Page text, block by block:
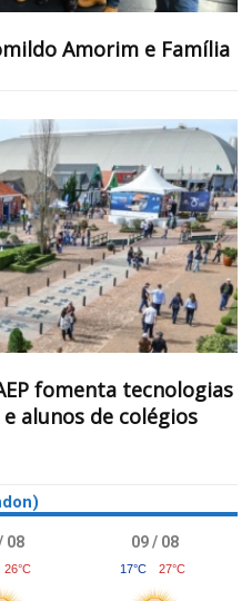
Amorim e Família
fomenta tecnologias
alunos de colégios
08
26°C
09 / 08
17°C 27°C